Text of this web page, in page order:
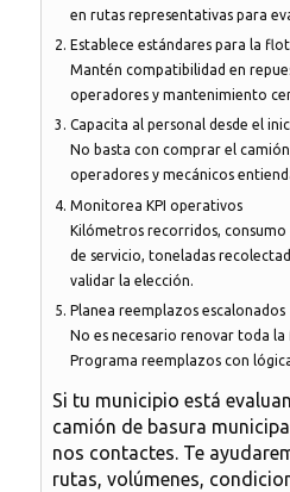
en rutas representativas para
Establece estándares para la
Mantén compatibilidad en
operadores y mantenimiento
Capacita al personal desde el
No basta con comprar el
operadores y mecánicos
Monitorea KPI operativos
Kilómetros recorridos, consumo
de servicio, toneladas
validar la elección.
Planea reemplazos escalonados
No es necesario renovar toda
Programa reemplazos con
Si tu municipio está
camión de basura
nos contactes. Te
rutas, volúmenes,